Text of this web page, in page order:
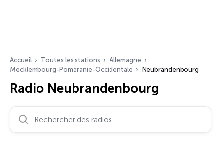
Accueil Toutes les stations
Allemagne
Mecklembourg-Poméranie-Occidentale
Neubrandenbourg
Radio Neubrandenbourg